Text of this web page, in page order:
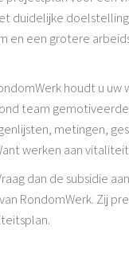
duidelijke
en een grotere
houdt u
team
metingen,
werken aan
dan de subsidie
RondomWerk. Zij